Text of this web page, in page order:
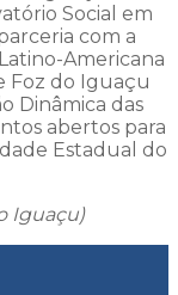
Social em
com a
Americana
Foz do Iguaçu
Dinâmica das
abertos para
Estadual do
Iguaçu)